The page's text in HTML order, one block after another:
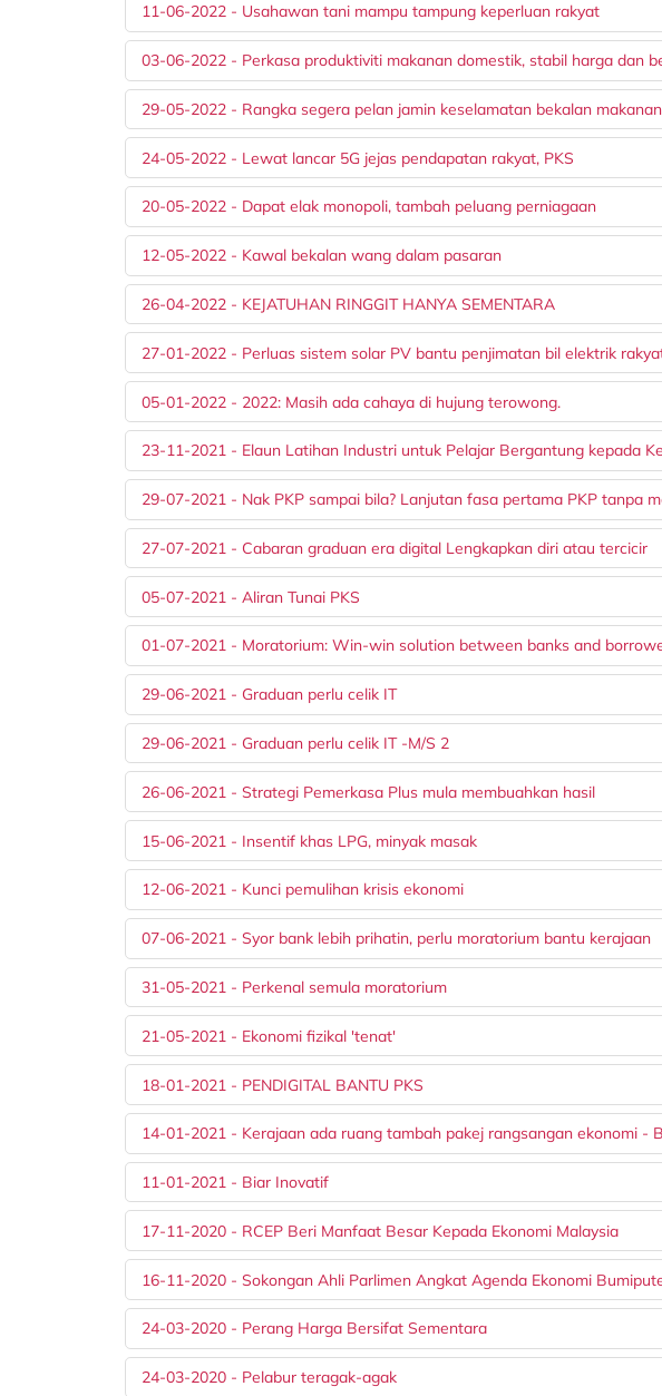
11-06-2022 - Usahawan tani mampu tampung keperluan rakyat
03-06-2022 - Perkasa produktiviti makanan domestik, stabil harga dan
29-05-2022 - Rangka segera pelan jamin keselamatan bekalan makanan
24-05-2022 - Lewat lancar 5G jejas pendapatan rakyat, PKS
20-05-2022 - Dapat elak monopoli, tambah peluang perniagaan
12-05-2022 - Kawal bekalan wang dalam pasaran
26-04-2022 - KEJATUHAN RINGGIT HANYA SEMENTARA
27-01-2022 - Perluas sistem solar PV bantu penjimatan bil elektrik
05-01-2022 - 2022: Masih ada cahaya di hujung terowong.
23-11-2021 - Elaun Latihan Industri untuk Pelajar Bergantung kepada
29-07-2021 - Nak PKP sampai bila? Lanjutan fasa pertama PKP tanpa
27-07-2021 - Cabaran graduan era digital Lengkapkan diri atau tercicir
05-07-2021 - Aliran Tunai PKS
01-07-2021 - Moratorium: Win-win solution between banks and
29-06-2021 - Graduan perlu celik IT
29-06-2021 - Graduan perlu celik IT -M/S 2
26-06-2021 - Strategi Pemerkasa Plus mula membuahkan hasil
15-06-2021 - Insentif khas LPG, minyak masak
12-06-2021 - Kunci pemulihan krisis ekonomi
07-06-2021 - Syor bank lebih prihatin, perlu moratorium bantu kerajaan
31-05-2021 - Perkenal semula moratorium
21-05-2021 - Ekonomi fizikal 'tenat'
18-01-2021 - PENDIGITAL BANTU PKS
14-01-2021 - Kerajaan ada ruang tambah pakej rangsangan ekonomi -
11-01-2021 - Biar Inovatif
17-11-2020 - RCEP Beri Manfaat Besar Kepada Ekonomi Malaysia
16-11-2020 - Sokongan Ahli Parlimen Angkat Agenda Ekonomi
24-03-2020 - Perang Harga Bersifat Sementara
24-03-2020 - Pelabur teragak-agak